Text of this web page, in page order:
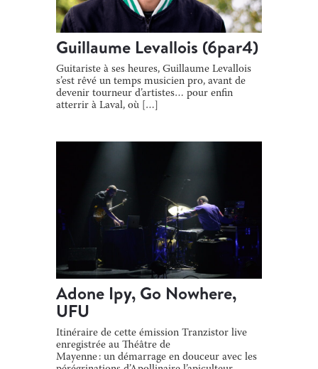
Guillaume Levallois (6par4)
Guitariste à ses heures, Guillaume Levallois
s’est rêvé un temps musicien pro, avant de
devenir tourneur d’artistes… pour enfin
atterrir à Laval, où […]
Adone Ipy, Go Nowhere,
UFU
Itinéraire de cette émission Tranzistor live
enregistrée au Théâtre de
Mayenne : un démarrage en douceur avec les